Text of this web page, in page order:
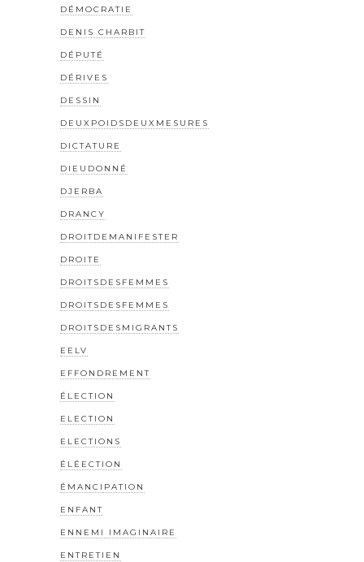
DÉMOCRATIE
DENIS CHARBIT
DÉPUTÉ
DÉRIVES
DESSIN
DEUXPOIDSDEUXMESURES
DICTATURE
DIEUDONNÉ
DJERBA
DRANCY
DROITDEMANIFESTER
DROITE
DROITSDESFEMMES
DROITSDESFEMMES
DROITSDESMIGRANTS
EELV
EFFONDREMENT
ÉLECTION
ELECTION
ELECTIONS
ÉLÉECTION
ÉMANCIPATION
ENFANT
ENNEMI IMAGINAIRE
ENTRETIEN